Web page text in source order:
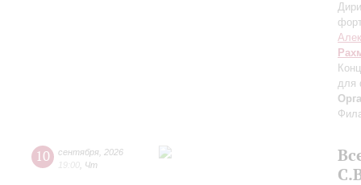
для
10 сентября 2026
19:00 Чт